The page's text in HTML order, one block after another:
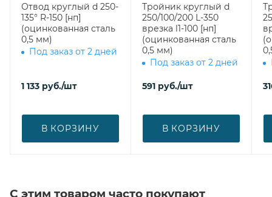
Отвод круглый d 250-
135° R-150 [нп]
(оцинкованная сталь
0,5 мм)
Под заказ от 2 дней
1 133 руб./шт
В КОРЗИНУ
Тройник круглый d
250/100/200 L-350
врезка l1-100 [нп]
(оцинкованная сталь
0,5 мм)
Под заказ от 2 дней
591 руб./шт
В КОРЗИНУ
С этим товаром часто покупают